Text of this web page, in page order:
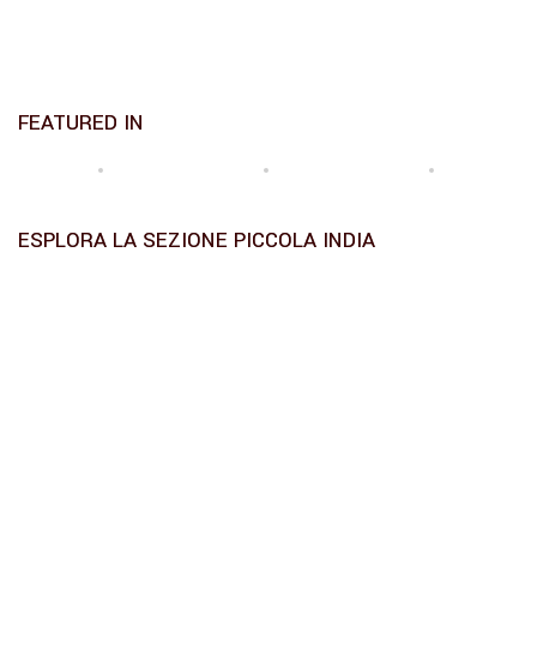
FEATURED IN
ESPLORA LA SEZIONE PICCOLA INDIA